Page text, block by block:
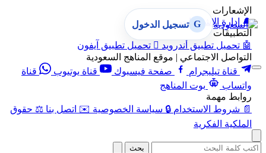
الإشعارات
🔔
إدارة الإشعارات
التطبيقات
🤖 تحميل تطبيق أندرويد  تحميل تطبيق آيفون
التواصل الاجتماعي | موقع المناهج السعودية
قناة تيليجرام
صفحة فيسبوك قناة يوتيوب
قناة
واتساب
بوت المناهج
روابط مهمة
📄 شروط الاستخدام 🔒 سياسة الخصوصية ✉️ اتصل بنا ⚖️ حقوق
الملكية الفكرية
G تسجيل الدخول
بحث